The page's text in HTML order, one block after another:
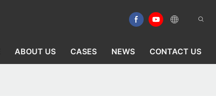
ABOUT US CASES NEWS CONTACT US